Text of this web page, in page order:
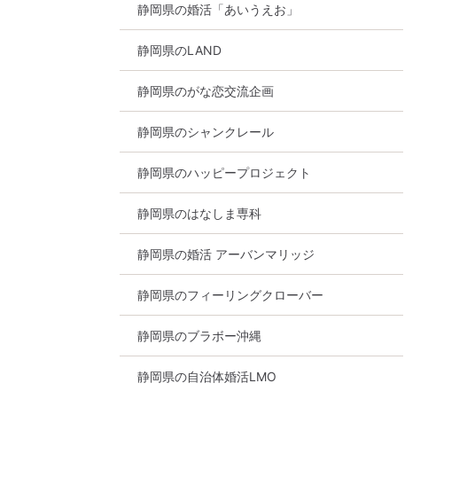
静岡県の婚活「あいうえお」
静岡県のLAND
静岡県のがな恋交流企画
静岡県のシャンクレール
静岡県のハッピープロジェクト
静岡県のはなしま専科
静岡県の婚活 アーバンマリッジ
静岡県のフィーリングクローバー
静岡県のブラボー沖縄
静岡県の自治体婚活LMO